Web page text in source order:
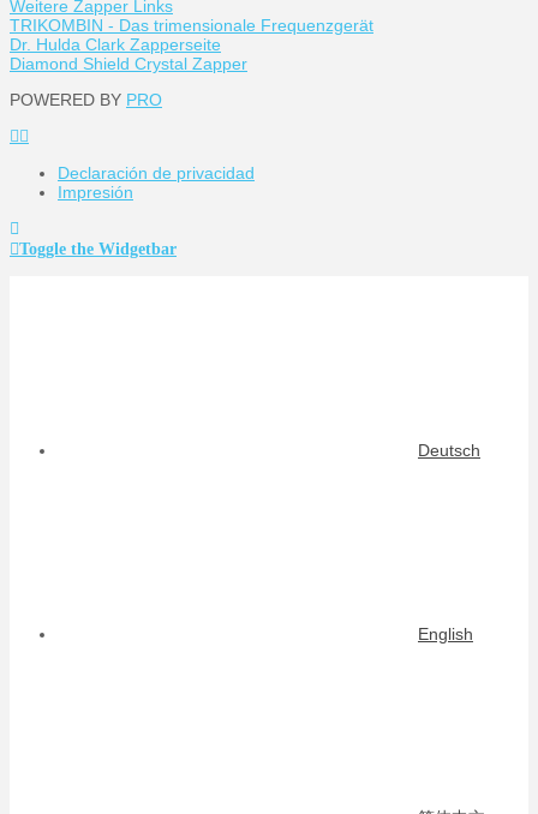
Weitere Zapper Links
TRIKOMBIN - Das trimensionale Frequenzgerät
Dr. Hulda Clark Zapperseite
Diamond Shield Crystal Zapper
POWERED BY PRO
Declaración de privacidad
Impresión
Toggle the Widgetbar
Deutsch
English